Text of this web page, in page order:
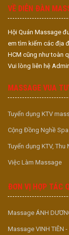
VỀ DIỄN ĐÀN
Hội Quán Massage
em tìm kiếm các địa
HCM cũng như toàn
Vui lòng liên hệ
MASSAGE VUA
Tuyển dụng KTV
Cộng Đồng Nghề
Tuyển dụng KTV,
Việc Làm Massage
ĐƠN VỊ HỢP TÁC
Massage ÁNH
Massage VINH TIÊN -